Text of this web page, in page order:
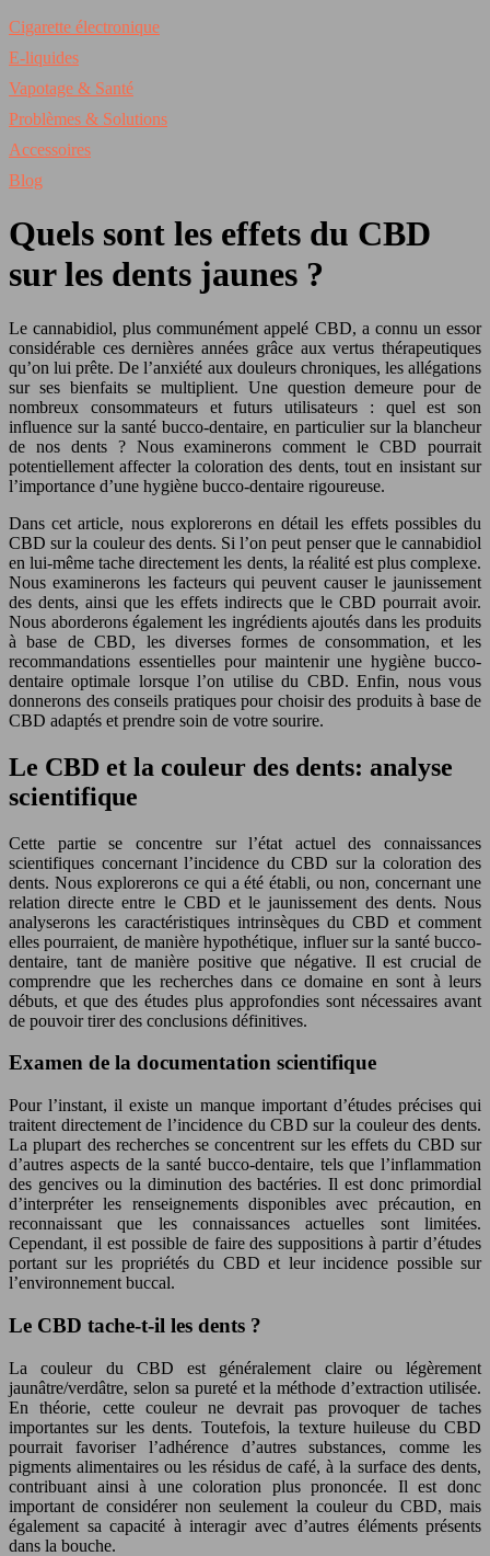
Cigarette électronique
E-liquides
Vapotage & Santé
Problèmes & Solutions
Accessoires
Blog
Quels sont les effets du CBD
sur les dents jaunes ?
Le cannabidiol, plus communément appelé CBD, a connu un essor
considérable ces dernières années grâce aux vertus thérapeutiques
qu’on lui prête. De l’anxiété aux douleurs chroniques, les allégations
sur ses bienfaits se multiplient. Une question demeure pour de
nombreux consommateurs et futurs utilisateurs : quel est son
influence sur la santé bucco-dentaire, en particulier sur la blancheur
de nos dents ? Nous examinerons comment le CBD pourrait
potentiellement affecter la coloration des dents, tout en insistant sur
l’importance d’une hygiène bucco-dentaire rigoureuse.
Dans cet article, nous explorerons en détail les effets possibles du
CBD sur la couleur des dents. Si l’on peut penser que le cannabidiol
en lui-même tache directement les dents, la réalité est plus complexe.
Nous examinerons les facteurs qui peuvent causer le jaunissement
des dents, ainsi que les effets indirects que le CBD pourrait avoir.
Nous aborderons également les ingrédients ajoutés dans les produits
à base de CBD, les diverses formes de consommation, et les
recommandations essentielles pour maintenir une hygiène bucco-
dentaire optimale lorsque l’on utilise du CBD. Enfin, nous vous
donnerons des conseils pratiques pour choisir des produits à base de
CBD adaptés et prendre soin de votre sourire.
Le CBD et la couleur des dents: analyse
scientifique
Cette partie se concentre sur l’état actuel des connaissances
scientifiques concernant l’incidence du CBD sur la coloration des
dents. Nous explorerons ce qui a été établi, ou non, concernant une
relation directe entre le CBD et le jaunissement des dents. Nous
analyserons les caractéristiques intrinsèques du CBD et comment
elles pourraient, de manière hypothétique, influer sur la santé bucco-
dentaire, tant de manière positive que négative. Il est crucial de
comprendre que les recherches dans ce domaine en sont à leurs
débuts, et que des études plus approfondies sont nécessaires avant
de pouvoir tirer des conclusions définitives.
Examen de la documentation scientifique
Pour l’instant, il existe un manque important d’études précises qui
traitent directement de l’incidence du CBD sur la couleur des dents.
La plupart des recherches se concentrent sur les effets du CBD sur
d’autres aspects de la santé bucco-dentaire, tels que l’inflammation
des gencives ou la diminution des bactéries. Il est donc primordial
d’interpréter les renseignements disponibles avec précaution, en
reconnaissant que les connaissances actuelles sont limitées.
Cependant, il est possible de faire des suppositions à partir d’études
portant sur les propriétés du CBD et leur incidence possible sur
l’environnement buccal.
Le CBD tache-t-il les dents ?
La couleur du CBD est généralement claire ou légèrement
jaunâtre/verdâtre, selon sa pureté et la méthode d’extraction utilisée.
En théorie, cette couleur ne devrait pas provoquer de taches
importantes sur les dents. Toutefois, la texture huileuse du CBD
pourrait favoriser l’adhérence d’autres substances, comme les
pigments alimentaires ou les résidus de café, à la surface des dents,
contribuant ainsi à une coloration plus prononcée. Il est donc
important de considérer non seulement la couleur du CBD, mais
également sa capacité à interagir avec d’autres éléments présents
dans la bouche.